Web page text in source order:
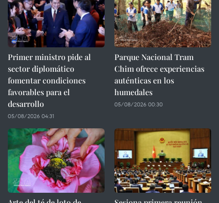
Primer ministro pide al
sector diplomático
fomentar condiciones
favorables para el
desarrollo
05/08/2026 04:31
Parque Nacional Tram
Chim ofrece experiencias
auténticas en los
humedales
05/08/2026 00:30